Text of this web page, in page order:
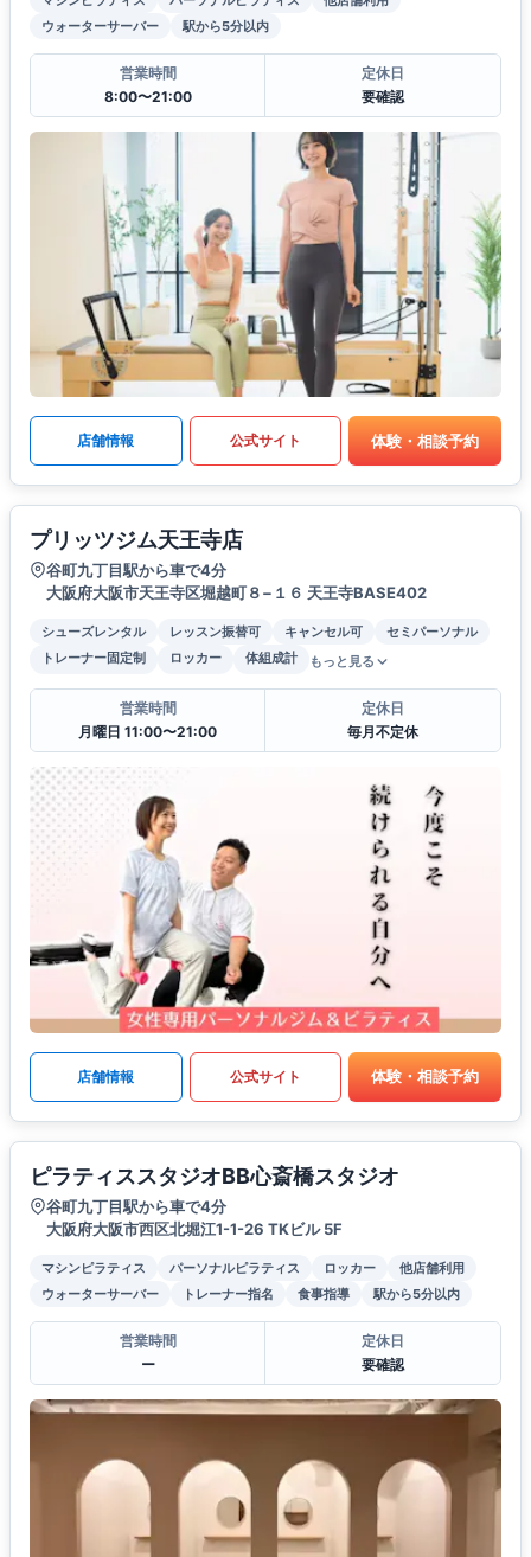
ウォーターサーバー
駅から5分以内
営業時間
8:00〜21:00
定休日
要確認
店舗情報 公式サイト 体験・相談予約
プリッツジム天王寺店
谷町九丁目駅から車で4分
大阪府大阪市天王寺区堀越町８−１６ 天王寺BASE402
シューズレンタル レッスン振替可 キャンセル可
セミパーソナル
トレーナー固定制
ロッカー 体組成計 もっと見る
営業時間
月曜日 11:00〜21:00
定休日
毎月不定休
店舗情報 公式サイト 体験・相談予約
ピラティススタジオBB心斎橋スタジオ
谷町九丁目駅から車で4分
大阪府大阪市西区北堀江1-1-26 TKビル 5F
マシンピラティス パーソナルピラティス ロッカー
他店舗利用
ウォーターサーバー
トレーナー指名 食事指導 駅から5分以内
営業時間
ー
定休日
要確認